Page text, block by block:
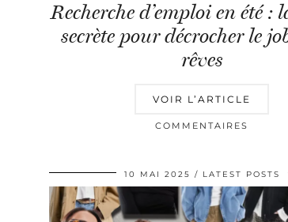
Recherche d’emploi en été :
secrète pour décrocher le
rêves
VOIR L’ARTICLE
COMMENTAIRES
10 MAI 2025 LATEST POSTS